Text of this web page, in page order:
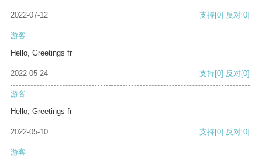
2022-07-12 支持[0] 反对[0]
游客
Hello, Greetings fr
2022-05-24 支持[0] 反对[0]
游客
Hello, Greetings fr
2022-05-10 支持[0] 反对[0]
游客